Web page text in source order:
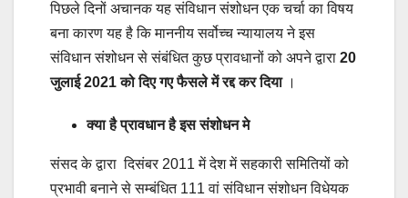
पिछले दिनों अचानक यह संविधान संशोधन एक चर्चा का विषय
बना कारण यह है कि माननीय सर्वोच्च न्यायालय ने इस
संविधान संशोधन से संबंधित कुछ प्रावधानों को अपने द्वारा 20
जुलाई 2021 को दिए गए फैसले में रद्द कर दिया।
क्या है प्रावधान है इस संशोधन मे
संसद के द्वारा दिसंबर 2011 में देश में सहकारी समितियों को
प्रभावी बनाने से सम्बंधित 111 वां संविधान संशोधन विधेयक